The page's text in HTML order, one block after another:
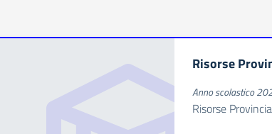
Risorse
Anno scolastico
Risorse